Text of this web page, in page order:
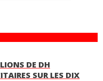
DE DH
SUR LES DIX